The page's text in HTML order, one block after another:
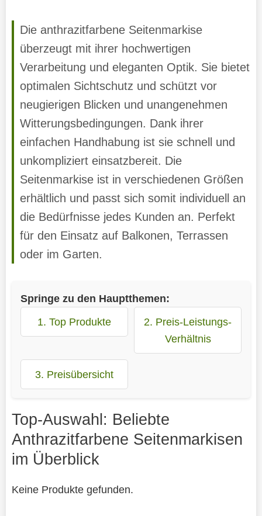
Die anthrazitfarbene Seitenmarkise
überzeugt mit ihrer hochwertigen
Verarbeitung und eleganten Optik. Sie bietet
optimalen Sichtschutz und schützt vor
neugierigen Blicken und unangenehmen
Witterungsbedingungen. Dank ihrer
einfachen Handhabung ist sie schnell und
unkompliziert einsatzbereit. Die
Seitenmarkise ist in verschiedenen Größen
erhältlich und passt sich somit individuell an
die Bedürfnisse jedes Kunden an. Perfekt
für den Einsatz auf Balkonen, Terrassen
oder im Garten.
Springe zu den Hauptthemen:
1. Top Produkte
2. Preis-Leistungs-
Verhältnis
3. Preisübersicht
Top-Auswahl: Beliebte
Anthrazitfarbene Seitenmarkisen
im Überblick
Keine Produkte gefunden.